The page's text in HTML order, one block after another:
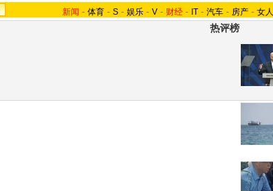
新闻 - 体育 - S - 娱乐 - V - 财经 - IT - 汽车 - 房产 - 女人
热评榜